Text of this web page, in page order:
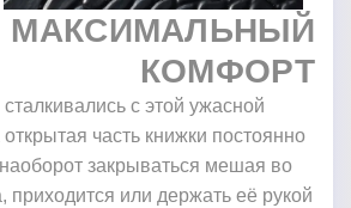
МАКСИМАЛЬНЫЙ
КОМФОРТ
с этой ужасной
часть книжки постоянно
закрываться мешая во
приходится или держать её рукой